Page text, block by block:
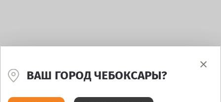
ВАШ ГОРОД ЧЕБОКСАРЫ?